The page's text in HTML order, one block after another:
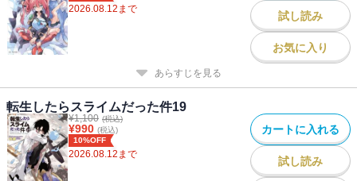
2026.08.12 まで
試し読み
お気に入り
あらすじを見る
転生したらスライムだった件19
¥1,100 (税込)
¥990 (税込)
10%OFF
2026.08.12 まで
カートに入れる
試し読み